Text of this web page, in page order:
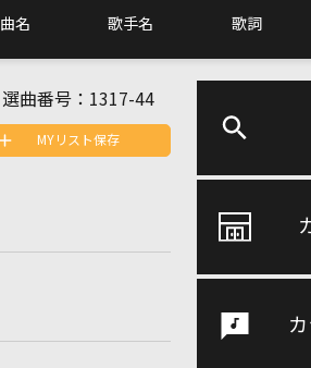
曲名 歌手名 歌詞
選曲番号： 1317-44
MYリスト保存